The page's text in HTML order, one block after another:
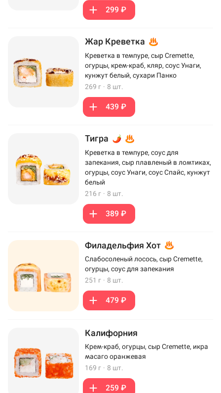
299 ₽
Жар Креветка
Креветка в темпуре, сыр Cremette,
огурцы, крем-краб, кляр, соус Унаги,
кунжут белый, сухари Панко
269 г · 8 шт.
439 ₽
Тигра
Креветка в темпуре, соус для
запекания, сыр плавленый в ломтиках,
огурцы, соус Унаги, соус Спайс, кунжут
белый
216 г · 8 шт.
389 ₽
Филадельфия Хот
Слабосоленый лосось, сыр Cremette,
огурцы, соус для запекания
251 г · 8 шт.
479 ₽
Калифорния
Крем-краб, огурцы, сыр Cremette, икра
масаго оранжевая
169 г · 8 шт.
259 ₽